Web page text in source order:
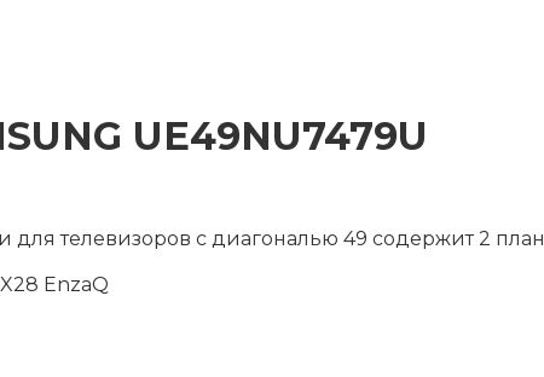
UЕ49NU7479U
для телевизоров с диагональю 49 содержит 2
EnzaQ